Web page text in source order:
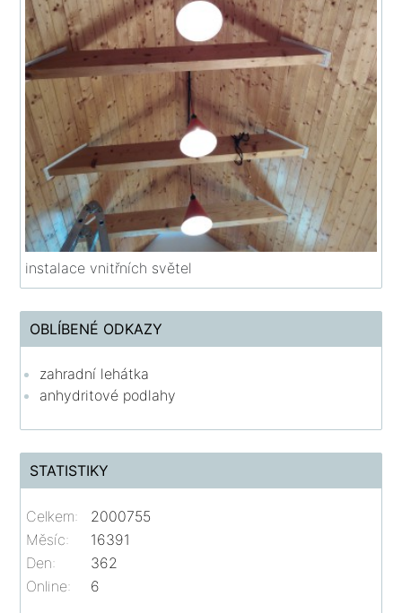
instalace vnitřních světel
OBLÍBENÉ ODKAZY
zahradní lehátka
anhydritové podlahy
STATISTIKY
Online: 6
Celkem:
2000755
Měsíc:
16391
Den:
362